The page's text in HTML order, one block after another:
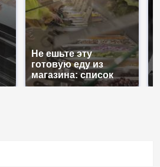
Не ешьте эту
готовую еду из
магазина: список